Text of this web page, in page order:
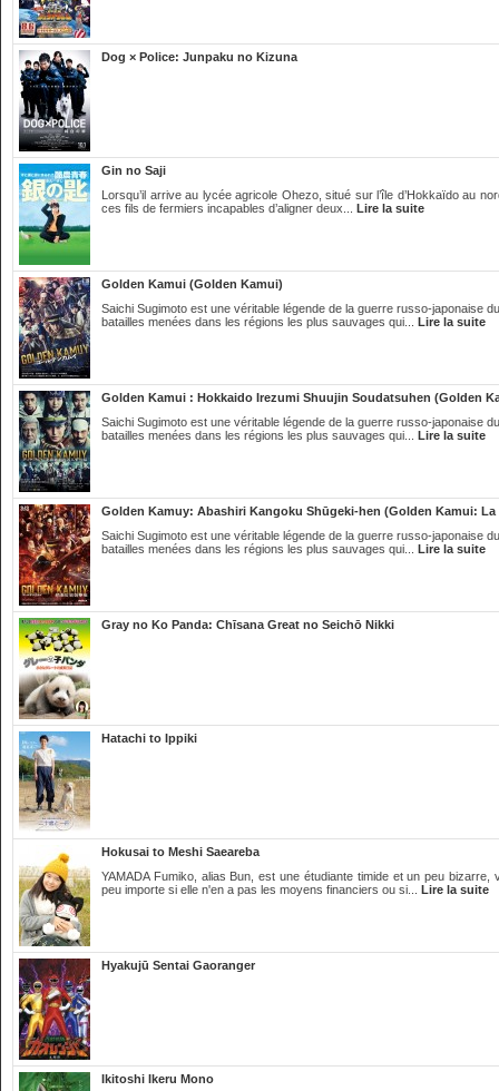
Dog × Police: Junpaku no Kizuna
Gin no Saji
Lorsqu’il arrive au lycée agricole Ohezo, situé sur l’île d’Hokkaïdo au
ces fils de fermiers incapables d’aligner deux... Lire la suite
Golden Kamui (Golden Kamui)
Saichi Sugimoto est une véritable légende de la guerre russo-japonaise
batailles menées dans les régions les plus sauvages qui... Lire la suite
Golden Kamui : Hokkaido Irezumi Shuujin Soudatsuhen (Golden
Saichi Sugimoto est une véritable légende de la guerre russo-japonaise
batailles menées dans les régions les plus sauvages qui... Lire la suite
Golden Kamuy: Abashiri Kangoku Shūgeki-hen (Golden Kamui:
Saichi Sugimoto est une véritable légende de la guerre russo-japonaise
batailles menées dans les régions les plus sauvages qui... Lire la suite
Gray no Ko Panda: Chīsana Great no Seichō Nikki
Hatachi to Ippiki
Hokusai to Meshi Saeareba
YAMADA Fumiko, alias Bun, est une étudiante timide et un peu
peu importe si elle n'en a pas les moyens financiers ou si... Lire la suite
Hyakujū Sentai Gaoranger
Ikitoshi Ikeru Mono